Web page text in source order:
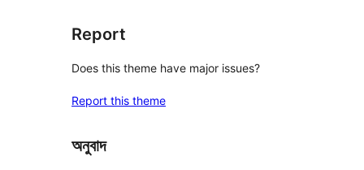
Report
Does this theme have major issues?
Report this theme
অনুবাদ